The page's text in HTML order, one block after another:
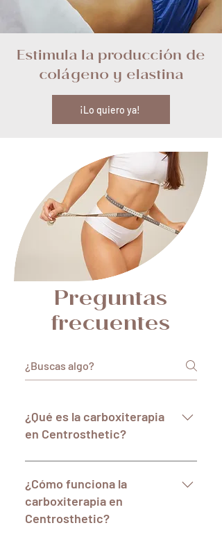
Estimula la producción de
colágeno y elastina
¡Lo quiero ya!
Preguntas
frecuentes
¿Qué es la carboxiterapia
en Centrosthetic?
La carboxiterapia en Centrosthetic
es un tratamiento estético no
invasivo que utiliza inyecciones de
dióxido de carbono (CO2) para
¿Cómo funciona la
carboxiterapia en
Centrosthetic?